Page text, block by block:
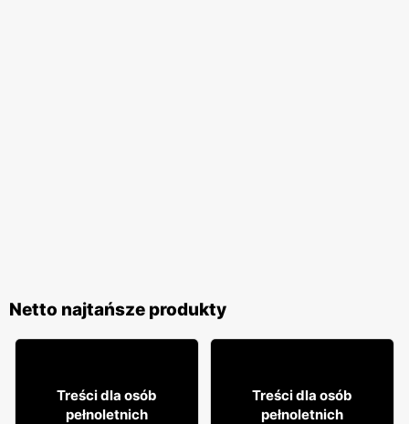
Netto najtańsze produkty
5999
Treści dla osób
pełnoletnich
2999
Treści dla osób
pełnoletnich